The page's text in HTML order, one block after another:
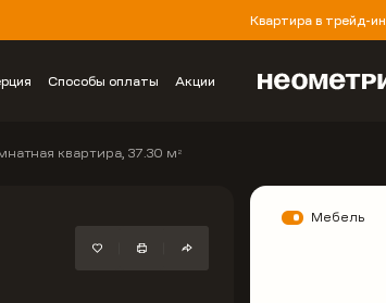
Квартира в трейд-ин
Способы оплаты Акции
квартира, 37.30 м 2
Мебель